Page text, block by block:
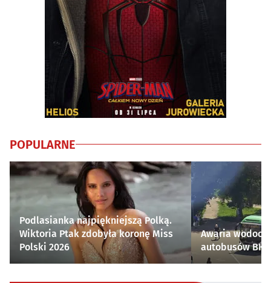
POPULARNE
Podlasianka najpiękniejszą Polką.
Wiktoria Ptak zdobyła koronę Miss
Polski 2026
Awaria
autobusów